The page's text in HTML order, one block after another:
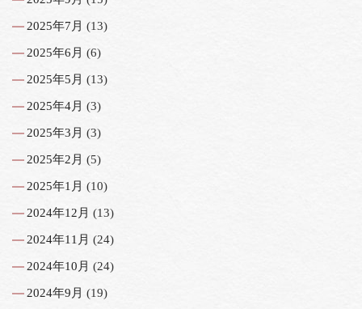
2025年7月 (13)
2025年6月 (6)
2025年5月 (13)
2025年4月 (3)
2025年3月 (3)
2025年2月 (5)
2025年1月 (10)
2024年12月 (13)
2024年11月 (24)
2024年10月 (24)
2024年9月 (19)